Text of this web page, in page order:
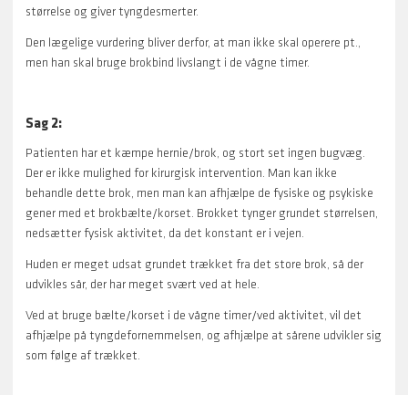
størrelse og giver tyngdesmerter.
Den lægelige vurdering bliver derfor, at man ikke skal operere pt.,
men han skal bruge brokbind livslangt i de vågne timer.
Sag 2:
Patienten har et kæmpe hernie/brok, og stort set ingen bugvæg.
Der er ikke mulighed for kirurgisk intervention. Man kan ikke
behandle dette brok, men man kan afhjælpe de fysiske og psykiske
gener med et brokbælte/korset. Brokket tynger grundet størrelsen,
nedsætter fysisk aktivitet, da det konstant er i vejen.
Huden er meget udsat grundet trækket fra det store brok, så der
udvikles sår, der har meget svært ved at hele.
Ved at bruge bælte/korset i de vågne timer/ved aktivitet, vil det
afhjælpe på tyngdefornemmelsen, og afhjælpe at sårene udvikler sig
som følge af trækket.